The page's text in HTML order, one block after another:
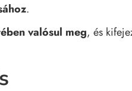
.
valósul meg, és